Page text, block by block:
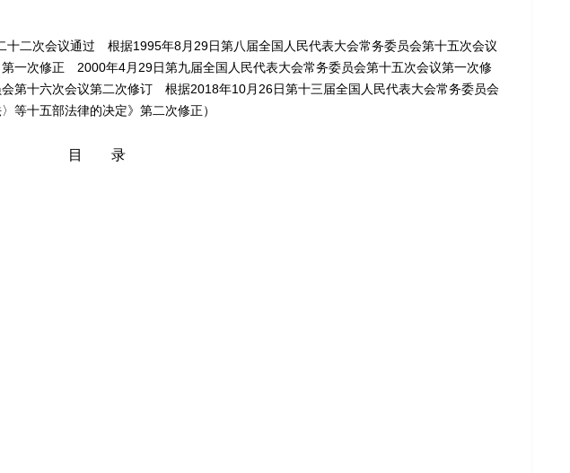
十二次会议通过 根据1995年8月29日第八届全国人民代表大会常务委员会第十五次会议
第一次修正 2000年4月29日第九届全国人民代表大会常务委员会第十五次会议第一次修
第十六次会议第二次修订 根据2018年10月26日第十三届全国人民代表大会常务委员会
等十五部法律的决定》第二次修正）
目 录